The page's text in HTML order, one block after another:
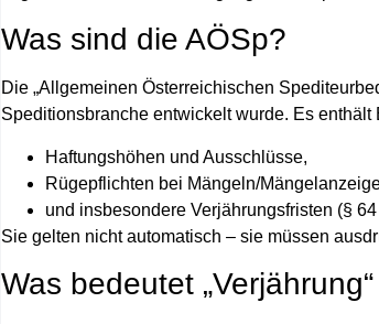
Was sind die AÖSp?
Die „Allgemeinen Österreichischen
Speditionsbranche entwickelt wurde. Es enthält
Haftungshöhen und Ausschlüsse,
Rügepflichten bei Mängeln/
und insbesondere Verjährungsfristen (§
Sie gelten nicht automatisch – sie müssen
Was bedeutet